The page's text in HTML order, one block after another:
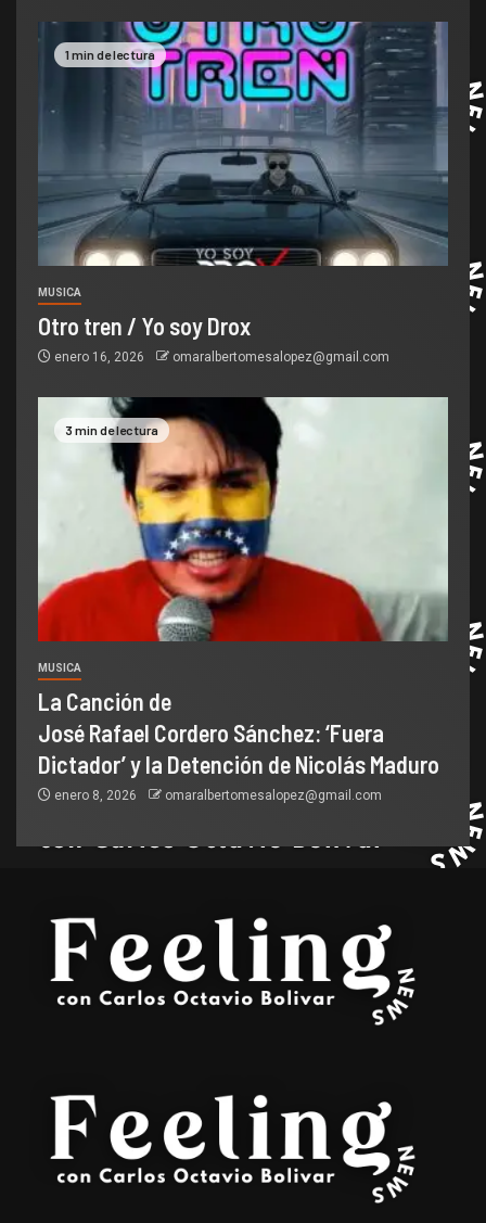
1 min de lectura
MUSICA
Otro tren / Yo soy Drox
enero 16, 2026 omaralbertomesalopez@gmail.com
3 min de lectura
MUSICA
La Canción de
José Rafael Cordero Sánchez: ‘Fuera
Dictador’ y la Detención de Nicolás Maduro
enero 8, 2026 omaralbertomesalopez@gmail.com